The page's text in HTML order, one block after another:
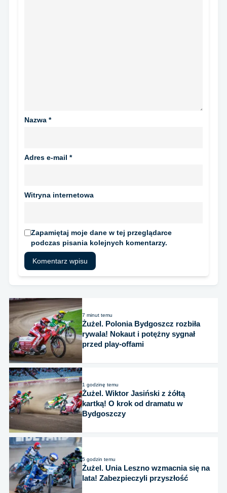
Nazwa *
Adres e-mail *
Witryna internetowa
Zapamiętaj moje dane w tej przeglądarce
podczas pisania kolejnych komentarzy.
7 minut temu
Żużel. Polonia Bydgoszcz rozbiła
rywala! Nokaut i potężny sygnał
przed play-offami
1 godzinę temu
Żużel. Wiktor Jasiński z żółtą
kartką! O krok od dramatu w
Bydgoszczy
5 godzin temu
Żużel. Unia Leszno wzmacnia się na
lata! Zabezpieczyli przyszłość